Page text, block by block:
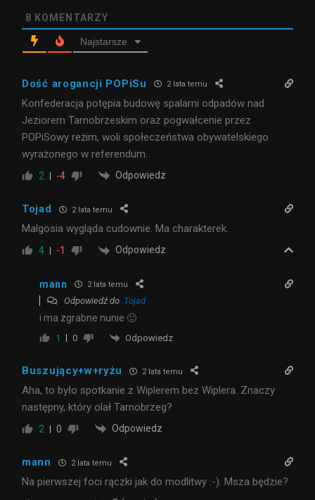
8 KOMENTARZY
Najstarsze
Dość arogancji POPiSu 2 lata temu
Konfederacja potępia budowę spalarni odpadów nad
Jeziorem Tarnobrzeskim oraz pogwałcenie przez
POPiSowy reżim, woli społeczeństwa obywatelskiego
wyrażonego w referendum.
2 -4 Odpowiedz
Tojad 2 lata temu
Malgosia wygląda cudownie. Ma charakterek.
4 -1 Odpowiedz
mann 2 lata temu
Odpowiedź do Tojad
i ma zgrabne nunie 🙂
1 0 Odpowiedz
Buszujący+w+ryżu 2 lata temu
Aha, to było spotkanie z Wiplerem bez Wiplera. Znaczy
następny, który olał Tarnobrzeg?
2 0 Odpowiedz
mann 2 lata temu
Na pierwszej foci rączki jak do modlitwy :-). Msza będzie?